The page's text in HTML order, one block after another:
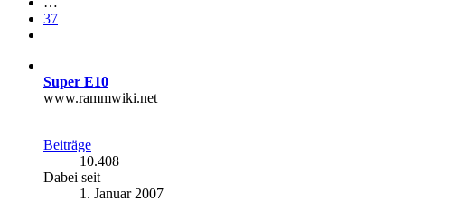
37
Super E10
www.rammwiki.net
Beiträge
10.408
Dabei seit
1. Januar 2007